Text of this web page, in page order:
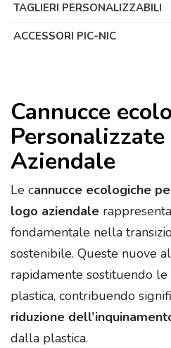
TAGLIERI PERSONALIZZABILI
ACCESSORI PIC-NIC
Cannucce
Aziendale
Le cannucce ecologiche
logo aziendale
fondamentale nella
sostenibile. Queste nuove
rapidamente sostituendo
plastica, contribuendo
riduzione
dalla plastica.